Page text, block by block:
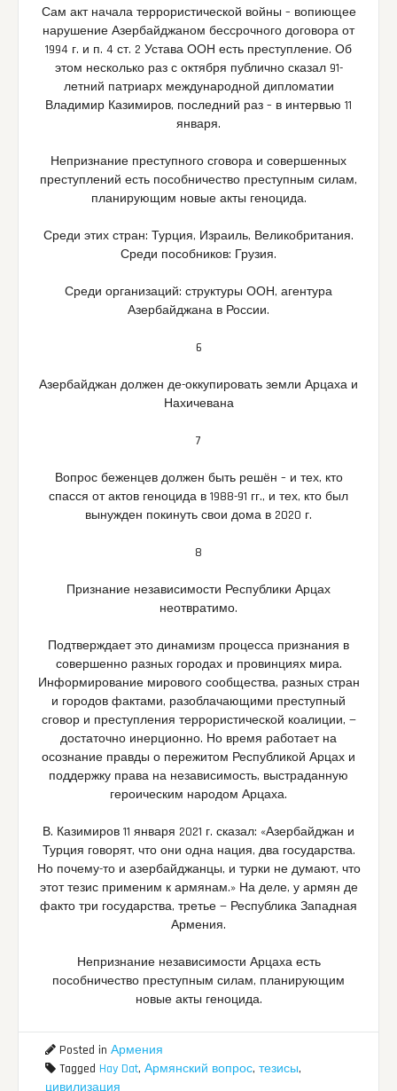
Сам акт начала террористической войны – вопиющее
нарушение Азербайджаном бессрочного договора от
1994 г. и п. 4 ст. 2 Устава ООН есть преступление. Об
этом несколько раз с октября публично сказал 91-
летний патриарх международной дипломатии
Владимир Казимиров, последний раз – в интервью 11
января.
Непризнание преступного сговора и совершенных
преступлений есть пособничество преступным силам,
планирующим новые акты геноцида.
Среди этих стран: Турция, Израиль, Великобритания.
Среди пособников: Грузия.
Среди организаций: структуры ООН, агентура
Азербайджана в России.
6
Азербайджан должен де-оккупировать земли Арцаха и
Нахичевана
7
Вопрос беженцев должен быть решён – и тех, кто
спасся от актов геноцида в 1988-91 гг., и тех, кто был
вынужден покинуть свои дома в 2020 г.
8
Признание независимости Республики Арцах
неотвратимо.
Подтверждает это динамизм процесса признания в
совершенно разных городах и провинциях мира.
Информирование мирового сообщества, разных стран
и городов фактами, разоблачающими преступный
сговор и преступления террористической коалиции, —
достаточно инерционно. Но время работает на
осознание правды о пережитом Республикой Арцах и
поддержку права на независимость, выстраданную
героическим народом Арцаха.
В. Казимиров 11 января 2021 г. сказал: «Азербайджан и
Турция говорят, что они одна нация, два государства.
Но почему-то и азербайджанцы, и турки не думают, что
этот тезис применим к армянам.» На деле, у армян де
факто три государства, третье — Республика Западная
Армения.
Непризнание независимости Арцаха есть
пособничество преступным силам, планирующим
новые акты геноцида.
Posted in Армения
Tagged Hay Dat, Армянский вопрос, тезисы,
цивилизация